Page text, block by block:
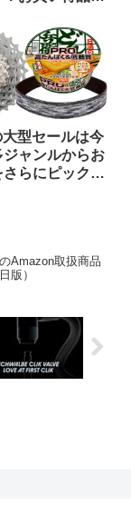
型セールは今
ャンルからお
らにピックア
Amazon取扱商品
版）